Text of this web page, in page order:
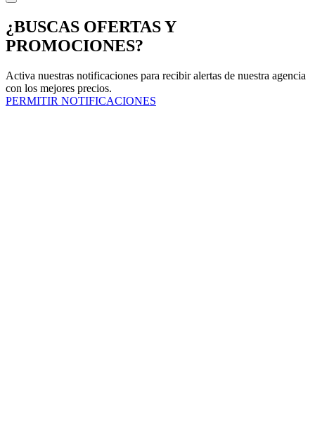
¿BUSCAS OFERTAS Y
PROMOCIONES?
Activa nuestras notificaciones para recibir alertas de nuestra agencia
con los mejores precios.
PERMITIR NOTIFICACIONES